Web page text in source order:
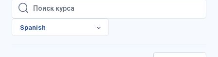
Поиск курса
Поиск курса
Spanish